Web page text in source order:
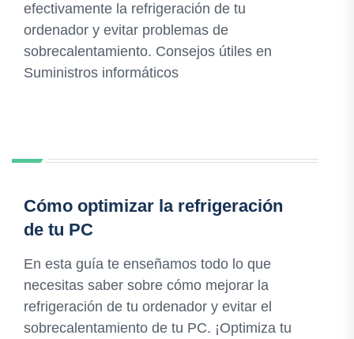
efectivamente la refrigeración de tu
ordenador y evitar problemas de
sobrecalentamiento. Consejos útiles en
Suministros informáticos
Cómo optimizar la refrigeración
de tu PC
En esta guía te enseñamos todo lo que
necesitas saber sobre cómo mejorar la
refrigeración de tu ordenador y evitar el
sobrecalentamiento de tu PC. ¡Optimiza tu